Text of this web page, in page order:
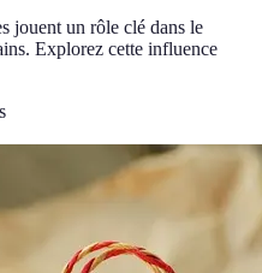
jouent un rôle clé dans le
Explorez cette influence